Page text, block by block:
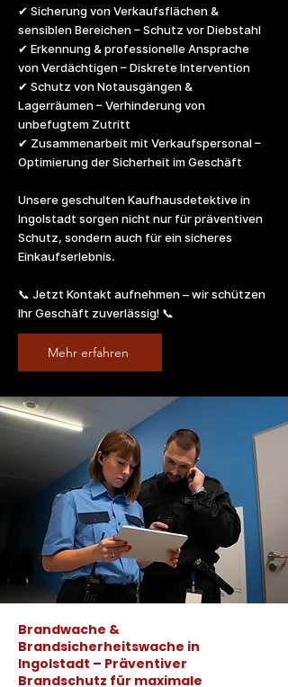
✔ Sicherung von Verkaufsflächen &
sensiblen Bereichen – Schutz vor Diebstahl
✔ Erkennung & professionelle Ansprache
von Verdächtigen – Diskrete Intervention
✔ Schutz von Notausgängen &
Lagerräumen – Verhinderung von
unbefugtem Zutritt
✔ Zusammenarbeit mit Verkaufspersonal –
Optimierung der Sicherheit im Geschäft
Unsere geschulten Kaufhausdetektive in
Ingolstadt sorgen nicht nur für präventiven
Schutz, sondern auch für ein sicheres
Einkaufserlebnis.
📞 Jetzt Kontakt aufnehmen – wir schützen
Ihr Geschäft zuverlässig! 📞
Mehr erfahren
Brandwache &
Brandsicherheitswache in
Ingolstadt – Präventiver
Brandschutz für maximale